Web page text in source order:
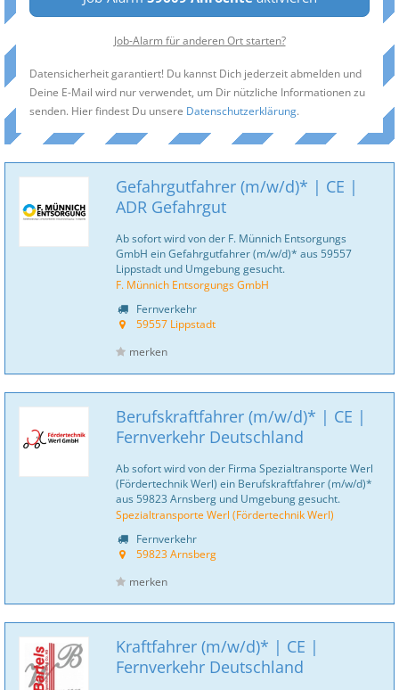
Job-Alarm für anderen Ort starten?
Datensicherheit garantiert! Du kannst Dich jederzeit abmelden und
Deine E-Mail wird nur verwendet, um Dir nützliche Informationen zu
senden. Hier findest Du unsere Datenschutzerklärung.
Gefahrgutfahrer (m/w/d)* | CE |
ADR Gefahrgut
Ab sofort wird von der F. Münnich Entsorgungs
GmbH ein Gefahrgutfahrer (m/w/d)* aus 59557
Lippstadt und Umgebung gesucht.
F. Münnich Entsorgungs GmbH
Fernverkehr
59557 Lippstadt
merken
Berufskraftfahrer (m/w/d)* | CE |
Fernverkehr Deutschland
Ab sofort wird von der Firma Spezialtransporte Werl
(Fördertechnik Werl) ein Berufskraftfahrer (m/w/d)*
aus 59823 Arnsberg und Umgebung gesucht.
Spezialtransporte Werl (Fördertechnik Werl)
Fernverkehr
59823 Arnsberg
merken
Kraftfahrer (m/w/d)* | CE |
Fernverkehr Deutschland